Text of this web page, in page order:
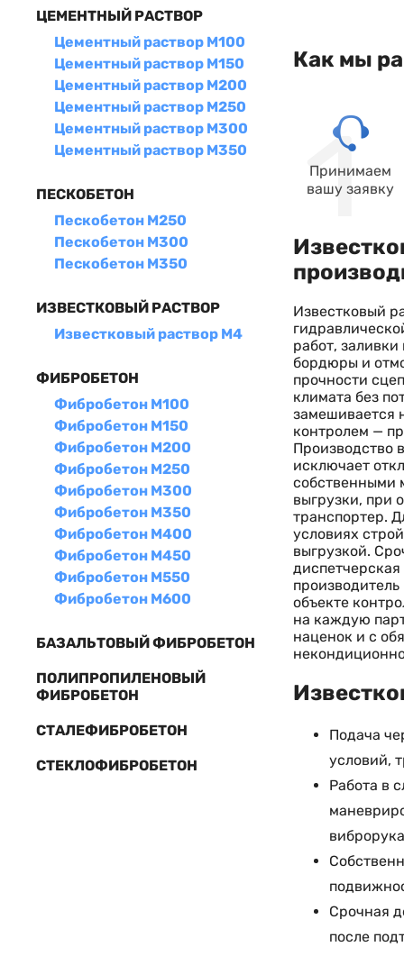
ЦЕМЕНТНЫЙ РАСТВОР
Цементный раствор М100
Цементный раствор М150
Цементный раствор М200
Цементный раствор М250
Цементный раствор М300
Цементный раствор М350
ПЕСКОБЕТОН
Пескобетон М250
Пескобетон М300
Пескобетон М350
ИЗВЕСТКОВЫЙ РАСТВОР
Известковый раствор М4
ФИБРОБЕТОН
Фибробетон М100
Фибробетон М150
Фибробетон М200
Фибробетон М250
Фибробетон М300
Фибробетон М350
Фибробетон М400
Фибробетон М450
Фибробетон М550
Фибробетон М600
БАЗАЛЬТОВЫЙ ФИБРОБЕТОН
ПОЛИПРОПИЛЕНОВЫЙ
ФИБРОБЕТОН
СТАЛЕФИБРОБЕТОН
СТЕКЛОФИБРОБЕТОН
Как мы
Принимаем
вашу заявку
Известковый
работ,
бордюры и
прочности
климата без
замешивается
контролем —
Производство
исключает
собственными
выгрузки, при
транспортер.
условиях
выгрузкой.
объекте
на каждую
наценок и с
Подача
условий,
Работа в
Срочная
после